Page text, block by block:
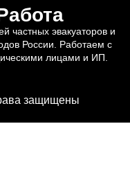
частных эвакуаторов и
России. Работаем с
лицами и ИП.
защищены